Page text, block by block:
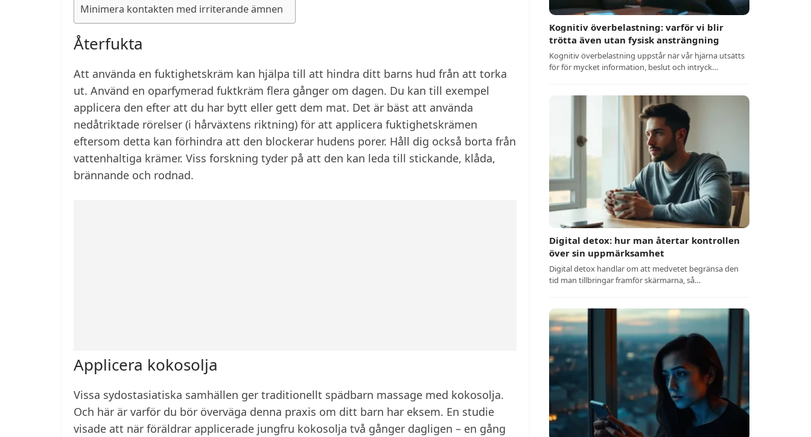
Minimera kontakten med irriterande ämnen
Återfukta
Att använda en fuktighetskräm kan hjälpa till att hindra ditt barns hud från att torka
ut. Använd en oparfymerad fuktkräm flera gånger om dagen. Du kan till exempel
applicera den efter att du har bytt eller gett dem mat. Det är bäst att använda
nedåtriktade rörelser (i hårväxtens riktning) för att applicera fuktighetskrämen
eftersom detta kan förhindra att den blockerar hudens porer. Håll dig också borta från
vattenhaltiga krämer. Viss forskning tyder på att den kan leda till stickande, klåda,
brännande och rodnad.
Applicera kokosolja
Vissa sydostasiatiska samhällen ger traditionellt spädbarn massage med kokosolja.
Och här är varför du bör överväga denna praxis om ditt barn har eksem. En studie
visade att när föräldrar applicerade jungfru kokosolja två gånger dagligen – en gång
Kognitiv överbelastning: varför vi blir
trötta även utan fysisk ansträngning
Kognitiv överbelastning uppstår när vår hjärna utsätts
för för mycket information, beslut och intryck…
Digital detox: hur man återtar kontrollen
över sin uppmärksamhet
Digital detox handlar om att medvetet begränsa den
tid man tillbringar framför skärmarna, så…